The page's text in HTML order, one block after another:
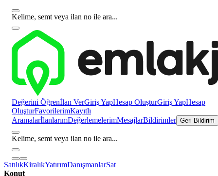
Kelime, semt veya ilan no ile ara...
Değerini Öğrenİlan VerGiriş YapHesap OluşturGiriş YapHesap
OluşturFavorilerimKayıtlı
AramalarİlanlarımDeğerlemelerimMesajlarBildirimler Geri Bildirim
Kelime, semt veya ilan no ile ara...
SatılıkKiralıkYatırımDanışmanlarSat
Konut